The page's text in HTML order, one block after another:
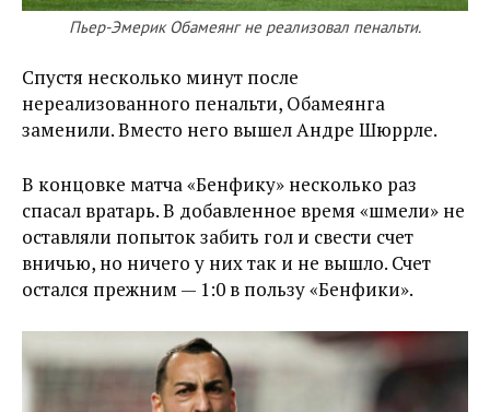
Пьер-Эмерик Обамеянг не реализовал пенальти.
Спустя несколько минут после
нереализованного пенальти, Обамеянга
заменили. Вместо него вышел Андре Шюррле.
В концовке матча «Бенфику» несколько раз
спасал вратарь. В добавленное время «шмели» не
оставляли попыток забить гол и свести счет
вничью, но ничего у них так и не вышло. Счет
остался прежним — 1:0 в пользу «Бенфики».